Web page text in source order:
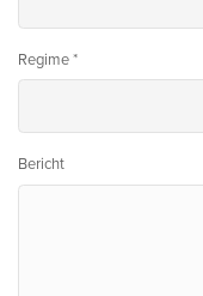
Regime *
Bericht